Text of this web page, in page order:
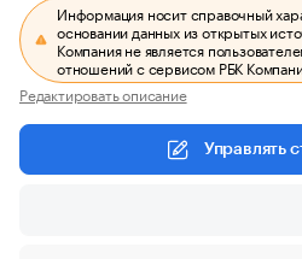
Информация носит справочный
основании данных из открытых
Компания не является
отношений с сервисом РБК
Редактировать описание
Управлять